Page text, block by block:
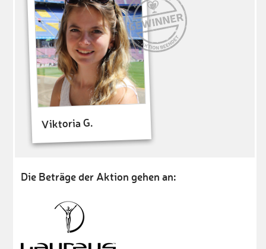
Viktoria G.
Die Beträge der Aktion gehen an: